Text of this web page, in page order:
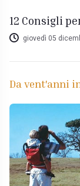
12 Consigli
giovedì 05
Da vent'anni